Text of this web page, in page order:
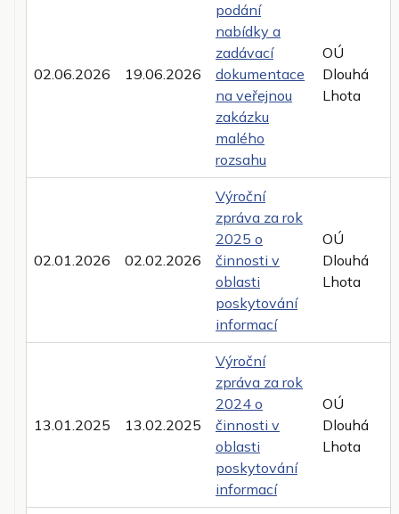
02.06.2026 19.06.2026
podání
nabídky a
zadávací
dokumentace
na veřejnou
zakázku
malého
rozsahu
OÚ
Dlouhá
Lhota
02.01.2026 02.02.2026
Výroční
zpráva za rok
2025 o
činnosti v
oblasti
poskytování
informací
OÚ
Dlouhá
Lhota
13.01.2025 13.02.2025
Výroční
zpráva za rok
2024 o
činnosti v
oblasti
poskytování
informací
OÚ
Dlouhá
Lhota